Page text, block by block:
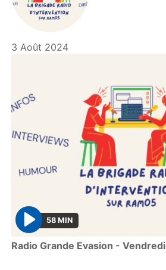
3 Août 2024
P
l
58 MIN
Radio Grande Evasion - Vendredi